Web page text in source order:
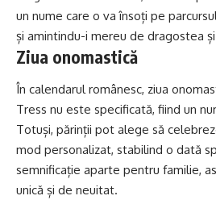
un nume care o va însoți pe
și amintindu-i mereu de dragostea
Ziua onomastică
În calendarul românesc, ziua
Tress nu este specificată, fiind un
Totuși, părinții pot alege să
mod personalizat, stabilind o dată
semnificație aparte pentru familie,
unică și de neuitat.